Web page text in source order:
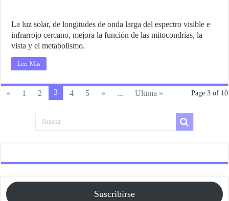
La luz solar, de longitudes de onda larga del espectro visible e
infrarrojo cercano, mejora la función de las mitocondrias, la
vista y el metabolismo.
Leer Más
Page 3 of 10
« 1 2 3 4 5 » ... Ultima »
Suscribirse